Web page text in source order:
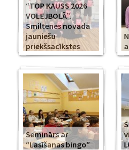
“TOP KAUSS 2026
VOLEJBOLĀ”.
Smiltenes novada
jauniešu
priekšsacīkstes
Seminārs ar
“Lasīšanas bingo”